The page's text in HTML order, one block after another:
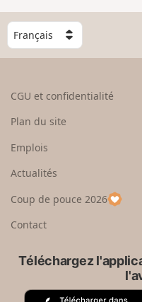
C
h
o
e
u
p
a
CGU et confidentialité
Plan du site
Emplois
Actualités
Coup de pouce 2026
Contact
Téléchargez